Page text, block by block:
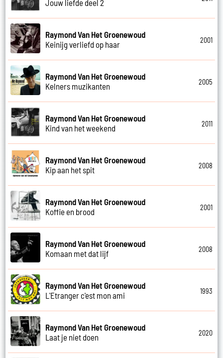
Jouw liefde deel 2
Raymond Van Het Groenewoud
Keinijg verliefd op haar
2001
Raymond Van Het Groenewoud
Kelners muzikanten
2005
Raymond Van Het Groenewoud
Kind van het weekend
2011
Raymond Van Het Groenewoud
Kip aan het spit
2008
Raymond Van Het Groenewoud
Koffie en brood
2001
Raymond Van Het Groenewoud
Komaan met dat lijf
2008
Raymond Van Het Groenewoud
L'Etranger c'est mon ami
1993
Raymond Van Het Groenewoud
Laat je niet doen
2020